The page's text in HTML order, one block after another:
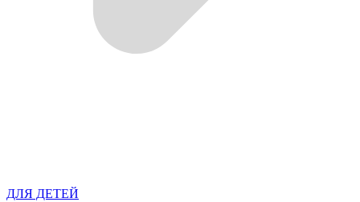
ДЛЯ ДЕТЕЙ